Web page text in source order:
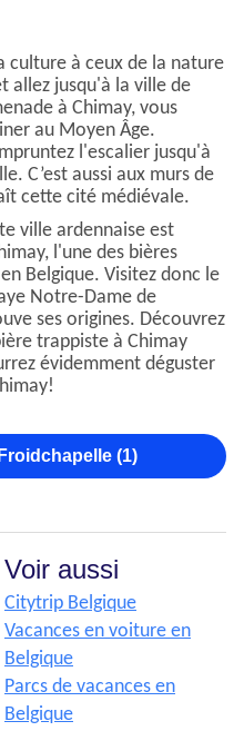
culture à ceux de la nature
allez jusqu'à la ville de
à Chimay, vous
au Moyen Âge.
l'escalier jusqu'à
C’est aussi aux murs de
cette cité médiévale.
ville ardennaise est
l'une des bières
Belgique. Visitez donc le
Notre-Dame de
ses origines. Découvrez
trappiste à Chimay
évidemment déguster
(1)
Voir aussi
Citytrip Belgique
Vacances en voiture en
Belgique
Parcs de vacances en
Belgique